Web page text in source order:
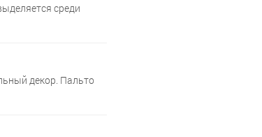
среди
декор. Пальто